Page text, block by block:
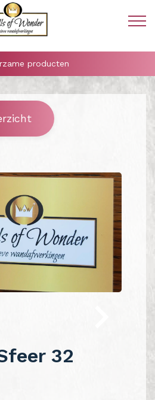
producten
32